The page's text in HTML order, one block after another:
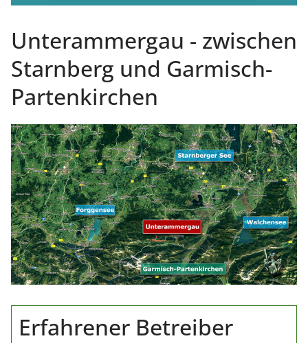
Unterammergau - zwischen
Starnberg und Garmisch-
Partenkirchen
Erfahrener Betreiber